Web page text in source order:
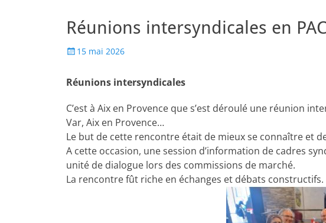
Réunions intersyndicales en
15 mai 2026
Réunions intersyndicales
C’est à Aix en Provence que s’est déroulé une réunion
Var, Aix en Provence…
Le but de cette rencontre était de mieux se connaître et
A cette occasion, une session d’information de cadres
unité de dialogue lors des commissions de marché.
La rencontre fût riche en échanges et débats constructifs.